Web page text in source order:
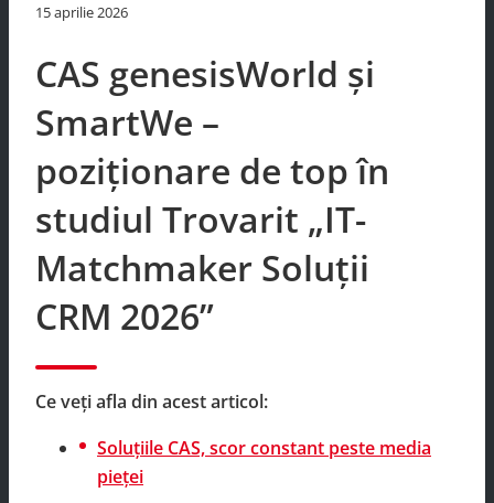
15 aprilie 2026
CAS genesisWorld și
SmartWe –
poziționare de top în
studiul Trovarit „IT-
Matchmaker Soluții
CRM 2026”
Ce veți afla din acest articol:
Soluțiile CAS, scor constant peste media
pieței